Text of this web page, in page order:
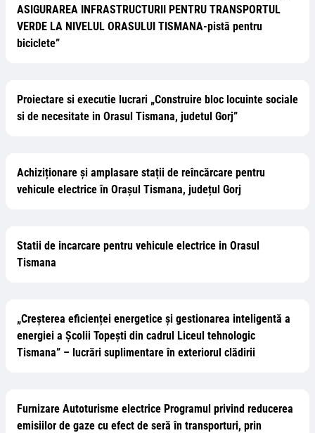
ASIGURAREA INFRASTRUCTURII PENTRU TRANSPORTUL
VERDE LA NIVELUL ORASULUI TISMANA-pistă pentru
biciclete”
Proiectare si executie lucrari „Construire bloc locuinte sociale
si de necesitate in Orasul Tismana, judetul Gorj”
Achiziționare și amplasare stații de reîncărcare pentru
vehicule electrice în Orașul Tismana, județul Gorj
Statii de incarcare pentru vehicule electrice in Orasul
Tismana
„Creșterea eficienței energetice și gestionarea inteligentă a
energiei a Școlii Topești din cadrul Liceul tehnologic
Tismana” – lucrări suplimentare în exteriorul clădirii
Furnizare Autoturisme electrice Programul privind reducerea
emisiilor de gaze cu efect de seră în transporturi, prin